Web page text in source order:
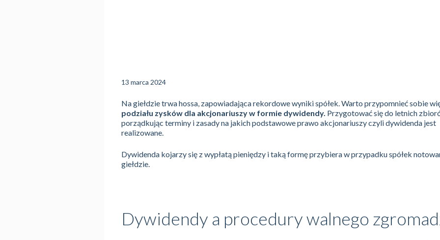
13 marca 2024
Na giełdzie trwa hossa, zapowiadająca rekordowe wyniki spółek. Warto przypomnieć sobie
podziału zysków dla akcjonariuszy w formie dywidendy. Przygotować się do letnich
porządkując terminy i zasady na jakich podstawowe prawo akcjonariuszy czyli dywidenda jest
realizowane.
Dywidenda kojarzy się z wypłatą pieniędzy i taką formę przybiera w przypadku spółek
giełdzie.
Dywidendy a procedury walnego